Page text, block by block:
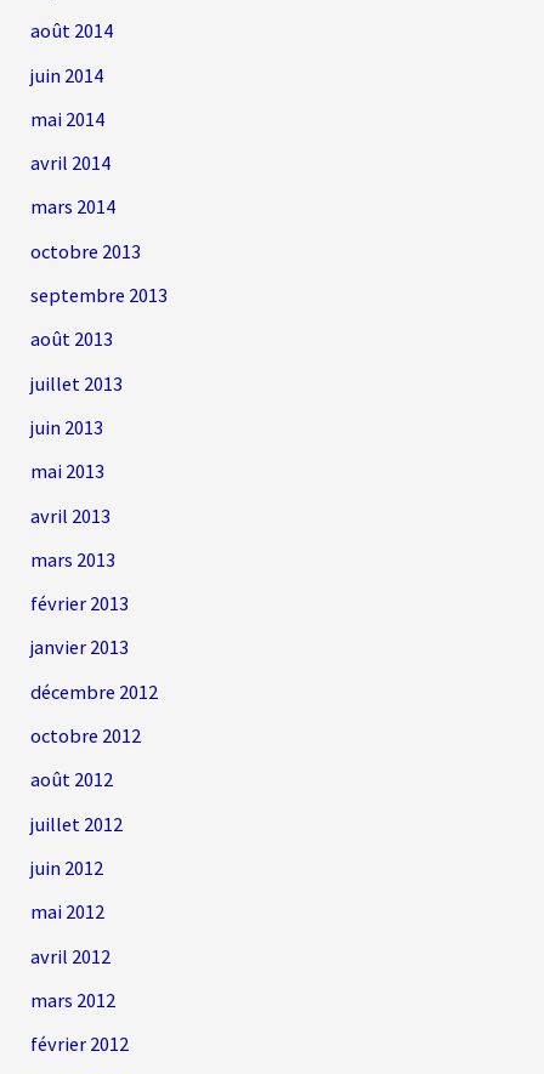
août 2014
juin 2014
mai 2014
avril 2014
mars 2014
octobre 2013
septembre 2013
août 2013
juillet 2013
juin 2013
mai 2013
avril 2013
mars 2013
février 2013
janvier 2013
décembre 2012
octobre 2012
août 2012
juillet 2012
juin 2012
mai 2012
avril 2012
mars 2012
février 2012